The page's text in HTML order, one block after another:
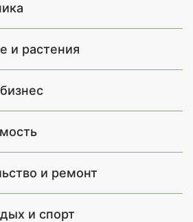
и растения
и ремонт
и спорт